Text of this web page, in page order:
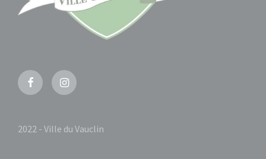
FacebookInstagram
2022 - Ville du Vauclin